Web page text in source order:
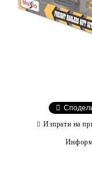
Изпрати на